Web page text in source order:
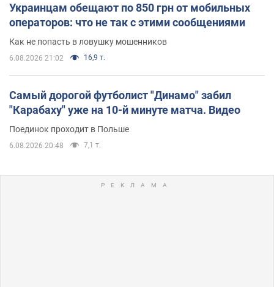
Украинцам обещают по 850 грн от мобильных
операторов: что не так с этими сообщениями
Как не попасть в ловушку мошенников
6.08.2026 21:02 16,9 т.
Самый дорогой футболист "Динамо" забил
"Карабаху" уже на 10-й минуте матча. Видео
Поединок проходит в Польше
6.08.2026 20:48 7,1 т.